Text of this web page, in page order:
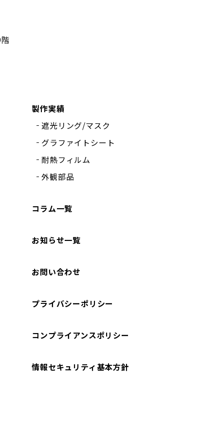
製作実績
遮光リング/マスク
グラファイトシート
耐熱フィルム
外観部品
コラム一覧
お知らせ一覧
お問い合わせ
プライバシーポリシー
コンプライアンスポリシー
情報セキュリティ基本方針